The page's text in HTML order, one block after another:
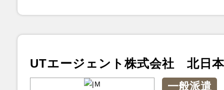
UTエージェント株式会社 北日本
一般派遣